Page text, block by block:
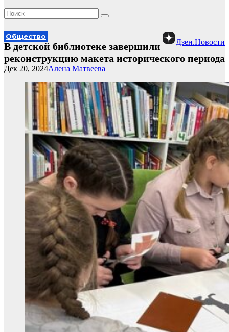
Дзен.Новости
Общество
В детской библиотеке завершили
реконструкцию макета исторического периода
Алена Матвеева
Дек 20, 2024